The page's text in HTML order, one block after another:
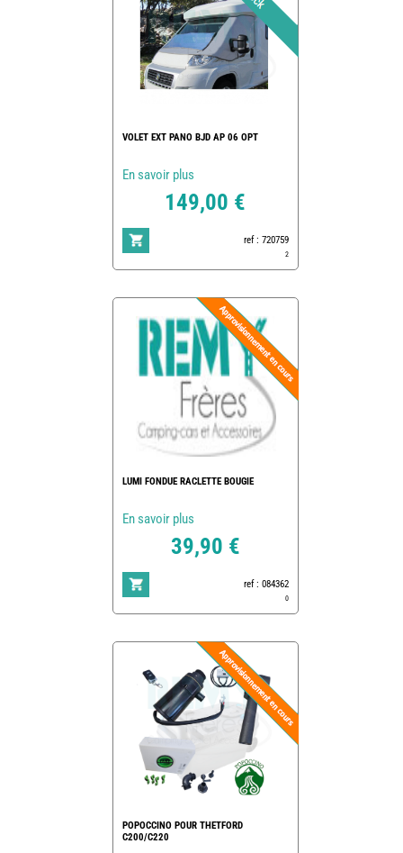
VOLET EXT PANO BJD AP 06 OPT
En savoir plus
149,00 €
ref : 720759
2
LUMI FONDUE RACLETTE BOUGIE
En savoir plus
39,90 €
ref : 084362
0
POPOCCINO POUR THETFORD
C200/C220